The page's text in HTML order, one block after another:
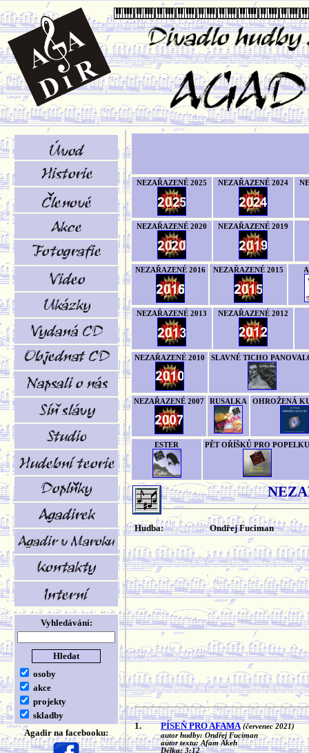
Vyhledávání:
osoby
akce
projekty
skladby
Agadir na facebooku:
NEZAŘAZENÉ 2025 NEZAŘAZENÉ 2024
NEZAŘAZENÉ 2020 NEZAŘAZENÉ 2019
NEZAŘAZENÉ 2016 NEZAŘAZENÉ 2015
NEZAŘAZENÉ 2013 NEZAŘAZENÉ 2012
NEZAŘAZENÉ 2010 SLAVNÉ TICHO
NEZAŘAZENÉ 2007 RUSALKA OHROŽENÁ
ESTER PĚT OŘÍŠKŮ PRO POPELKU
Hudba: Ondřej Fuciman
1. PÍSEŇ PRO AFAMA (červenec 2021)
autor hudby: Ondřej Fuciman
autor textu: Afam Akeh
Délka: 3:12